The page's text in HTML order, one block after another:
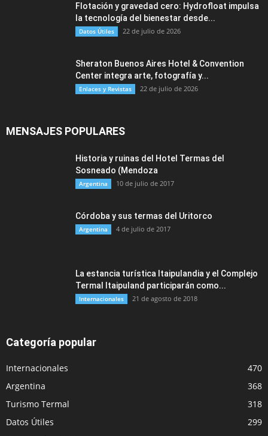
Flotación y gravedad cero: Hydrofloat impulsa
la tecnología del bienestar desde...
Datos Útiles 22 de julio de 2026
Sheraton Buenos Aires Hotel & Convention
Center integra arte, fotografía y...
Enlaces y Revistas 22 de julio de 2026
MENSAJES POPULARES
Historia y ruinas del Hotel Termas del
Sosneado (Mendoza
Argentina 10 de julio de 2017
Córdoba y sus termas del Uritorco
Argentina 4 de julio de 2017
La estancia turística Itaipulandia y el Complejo
Termal Itaipuland participarán como...
Internacionales 21 de agosto de 2018
Categoría popular
Internacionales
470
Argentina
368
Turismo Termal
318
Datos Útiles
299